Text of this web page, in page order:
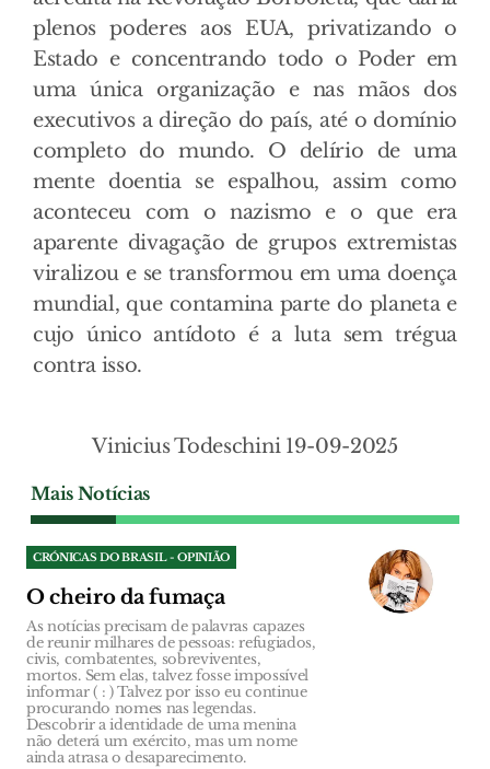
plenos poderes aos EUA, privatizando o
Estado e concentrando todo o Poder em
uma única organização e nas mãos dos
executivos a direção do país, até o domínio
completo do mundo. O delírio de uma
mente doentia se espalhou, assim como
aconteceu com o nazismo e o que era
aparente divagação de grupos extremistas
viralizou e se transformou em uma doença
mundial, que contamina parte do planeta e
cujo único antídoto é a luta sem trégua
contra isso.
Vinicius Todeschini 19-09-2025
Mais Notícias
CRÓNICAS DO BRASIL - OPINIÃO
O cheiro da fumaça
As notícias precisam de palavras capazes
de reunir milhares de pessoas: refugiados,
civis, combatentes, sobreviventes,
mortos. Sem elas, talvez fosse impossível
informar ( : ) Talvez por isso eu continue
procurando nomes nas legendas.
Descobrir a identidade de uma menina
não deterá um exército, mas um nome
ainda atrasa o desaparecimento.